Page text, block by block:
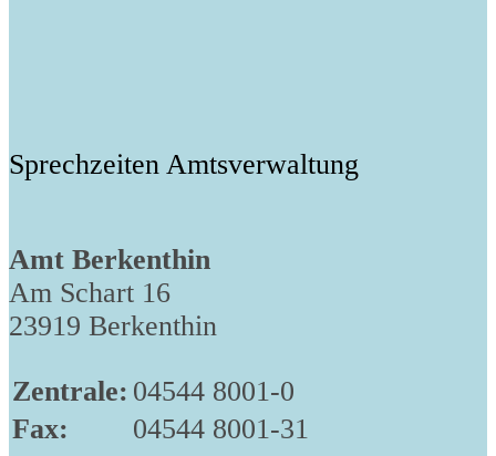
Sprechzeiten Amtsverwaltung
Amt Berkenthin
Am Schart 16
23919 Berkenthin
Zentrale: 04544 8001-0
Fax:
04544 8001-31